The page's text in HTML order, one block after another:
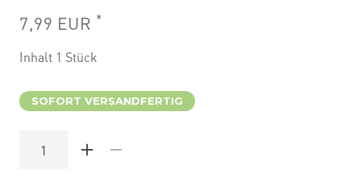
7,99 EUR *
Inhalt 1 Stück
SOFORT VERSANDFERTIG